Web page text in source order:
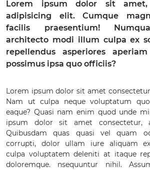
Lorem ipsum dolor sit amet,
adipisicing elit. Cumque
facilis praesentium!
architecto modi illum culpa ex
repellendus asperiores
possimus ipsa quo officiis?
Lorem ipsum dolor sit amet
Nam ut culpa neque voluptatum
eaque? Quasi nam enim quod unde
ipsum dolor sit amet consectetur,
Quibusdam quas quasi vel quam
corrupti, dolor ullam iure aliquam
culpa voluptatem deleniti at itaque
doloremque. nsequuntur nihil.